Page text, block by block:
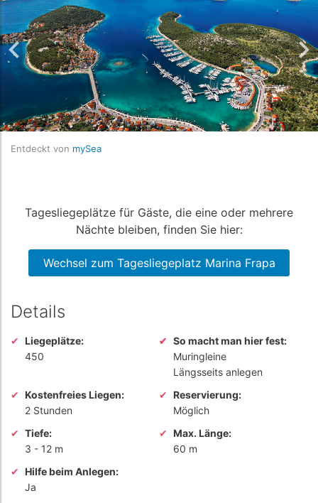
Entdeckt von mySea
Tagesliegeplätze für Gäste, die eine oder mehrere
Nächte bleiben, finden Sie hier:
Wechsel zum Tagesliegeplatz Marina Frapa
Details
Liegeplätze:
450
So macht man hier fest:
Muringleine
Längsseits anlegen
Kostenfreies Liegen:
2 Stunden
Reservierung:
Möglich
Tiefe:
3 - 12 m
Max. Länge:
60 m
Hilfe beim Anlegen:
Ja